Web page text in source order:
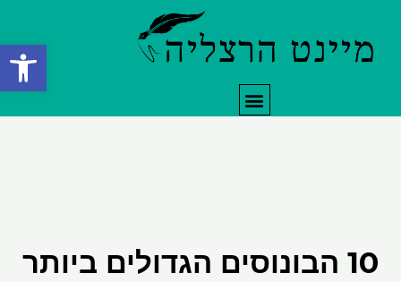
פתח
תפריט
10 הבונוסים הגדולים ביותר